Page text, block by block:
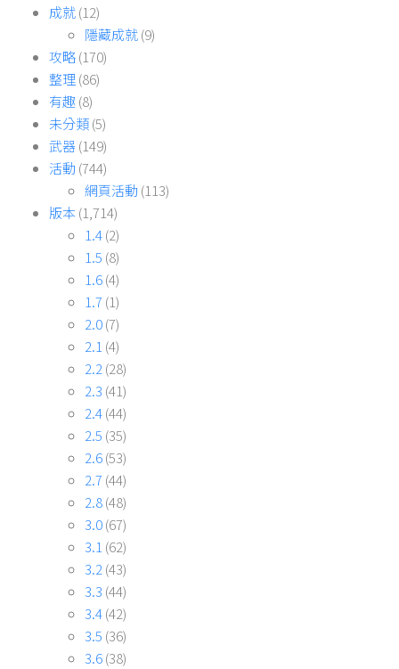
成就(12)
隱藏成就(9)
攻略(170)
整理(86)
有趣(8)
未分類(5)
武器(149)
活動 (744)
網頁活動 (113)
版本 (1,714)
1.4(2)
1.5 (8)
1.6(4)
1.7 (1)
2.0(7)
2.1 (4)
2.2 (28)
2.3 (41)
2.4(44)
2.5 (35)
2.6(53)
2.7 (44)
2.8(48)
3.0(67)
3.1 (62)
3.2 (43)
3.3 (44)
3.4(42)
3.5 (36)
3.6(38)